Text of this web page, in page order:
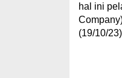
hal ini
(19/10/